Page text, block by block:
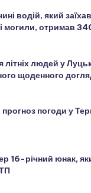
водій, який
могили, отримав
літніх людей у
щоденного
погоди у
16-річний юнак,